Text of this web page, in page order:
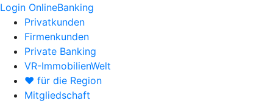
Login OnlineBanking
Privatkunden
Firmenkunden
Private Banking
VR-ImmobilienWelt
♥ für die Region
Mitgliedschaft